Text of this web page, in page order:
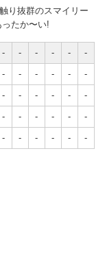
り抜群のスマイリー
たか〜い!
- - - - - -
- - - - - -
- - - - - -
- - - - - -
- - - - - -